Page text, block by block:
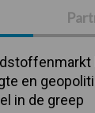
en
in de greep